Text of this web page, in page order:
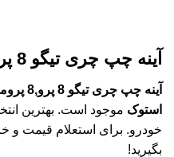
آینه چپ چری تیگو 8 پرو,8 پرومکس
آینه
استوک موجود است. بهترین
خودرو. برای استعلام قیمت و
بگیرید!